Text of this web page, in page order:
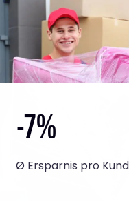
-7%
Ø Ersparnis pro